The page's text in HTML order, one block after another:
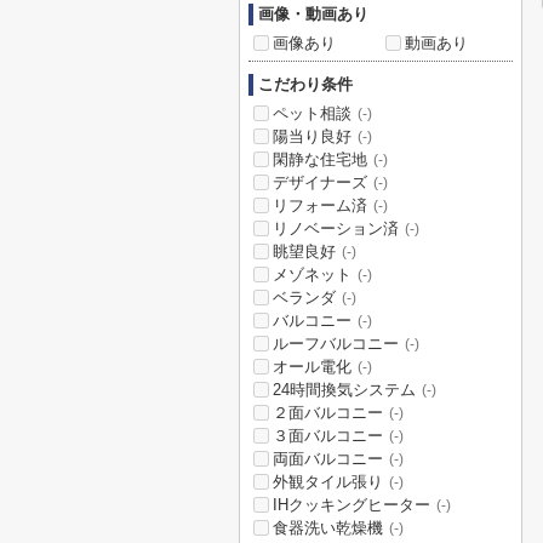
画像・動画あり
画像あり
動画あり
こだわり条件
ペット相談 (-)
陽当り良好 (-)
閑静な住宅地 (-)
デザイナーズ (-)
リフォーム済 (-)
リノベーション済 (-)
眺望良好 (-)
メゾネット (-)
ベランダ (-)
バルコニー (-)
ルーフバルコニー (-)
オール電化 (-)
24時間換気システム (-)
２面バルコニー (-)
３面バルコニー (-)
両面バルコニー (-)
外観タイル張り (-)
IHクッキングヒーター (-)
食器洗い乾燥機 (-)